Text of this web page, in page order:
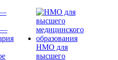
—
НМО для
высшего